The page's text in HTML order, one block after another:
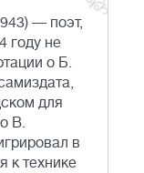
— поэт,
году не
о Б.
для
В.
в
к технике